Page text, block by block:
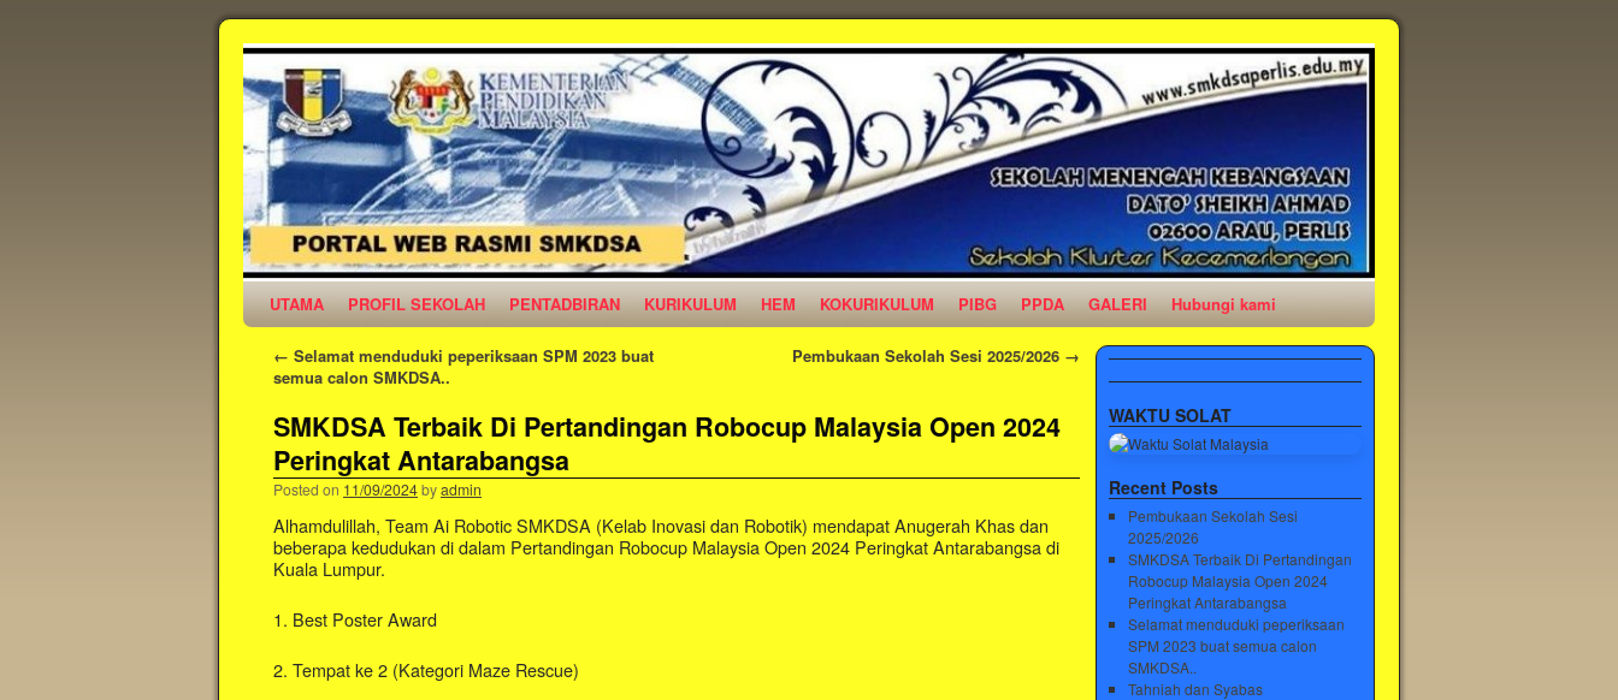
UTAMA PROFIL SEKOLAH PENTADBIRAN KURIKULUM HEM KOKURIKULUM PIBG PPDA GALERI Hubungi kami
← Selamat menduduki peperiksaan SPM 2023 buat
semua calon SMKDSA..
Pembukaan Sekolah Sesi 2025/2026 →
SMKDSA Terbaik Di Pertandingan Robocup Malaysia Open 2024
Peringkat Antarabangsa
Posted on 11/09/2024byadmin
Alhamdulillah, Team Ai Robotic SMKDSA (Kelab Inovasi dan Robotik) mendapat Anugerah Khas dan
beberapa kedudukan di dalam Pertandingan Robocup Malaysia Open 2024 Peringkat Antarabangsa di
Kuala Lumpur.
1. Best Poster Award
2. Tempat ke 2 (Kategori Maze Rescue)
WAKTU SOLAT
Recent Posts
Pembukaan Sekolah Sesi
2025/2026
SMKDSA Terbaik Di Pertandingan
Robocup Malaysia Open 2024
Peringkat Antarabangsa
Selamat menduduki peperiksaan
SPM 2023 buat semua calon
SMKDSA..
Tahniah dan Syabas